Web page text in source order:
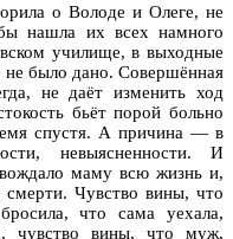
о Володе и Олеге, не
нашла их всех намного
училище, в выходные
было дано. Совершённая
не даёт изменить ход
бьёт порой больно
спустя. А причина — в
невыясненности. И
маму всю жизнь и,
смерти. Чувство вины, что
что сама уехала,
чувство вины, что муж,